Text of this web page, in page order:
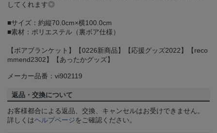
してくれます◎
■サイズ：約縦70.0cm×横100.0cm
■素材：ポリエステル（裏ボア仕様）
【ボアブランケット】【0226新商品】【応援グッズ2022】【reco
mmend2302】【あったかグッズ】
メーカー品番：vi902119
返品・交換について
お客様都合による返品、交換、キャンセルはお受けできません。
詳しくはヘルプページをご確認ください。